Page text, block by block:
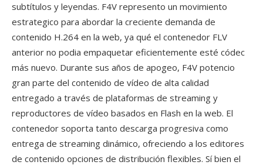
subtítulos y leyendas. F4V represento un movimiento
estrategico para abordar la creciente demanda de
contenido H.264 en la web, ya qué el contenedor FLV
anterior no podia empaquetar eficientemente esté códec
más nuevo. Durante sus años de apogeo, F4V potencio
gran parte del contenido de vídeo de alta calidad
entregado a través de plataformas de streaming y
reproductores de vídeo basados en Flash en la web. El
contenedor soporta tanto descarga progresiva como
entrega de streaming dinámico, ofreciendo a los editores
de contenido opciones de distribución flexibles. Sí bien el